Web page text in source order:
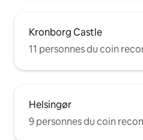
Kronborg Castle
11 personnes du coin
Helsingør
9 personnes du coin